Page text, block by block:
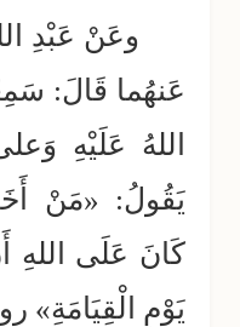
وعَنْ عَبْدِ
عَنهُما قَالَ:
اللهُ عَلَيْهِ
يَقُولُ: «مَنْ
كَانَ عَلَى اللهِ
يَوْمِ الْقِيَامَةِ»